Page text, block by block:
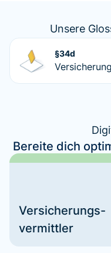
Unsere
§34d
Bereite dich
Versicherungs-
vermittler